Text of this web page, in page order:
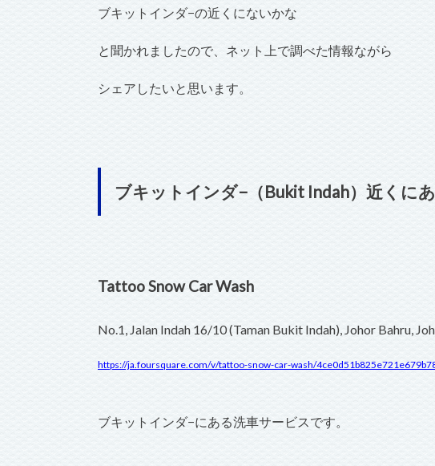
ブキットインダ−の近くにないかな
と聞かれましたので、ネット上で調べた情報ながら
シェアしたいと思います。
ブキットインダ−（Bukit Indah）近くに
Tattoo Snow Car Wash
No.1, Jalan Indah 16/10 (Taman Bukit Indah), Johor Bahru,
https://ja.foursquare.com/v/tattoo-snow-car-wash/
ブキットインダ−にある洗車サービスです。